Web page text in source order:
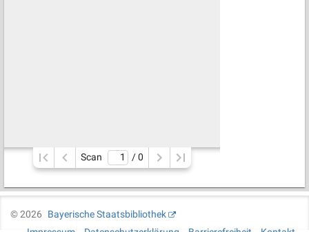
Scan / 0
©2026
Bayerische Staatsbibliothek